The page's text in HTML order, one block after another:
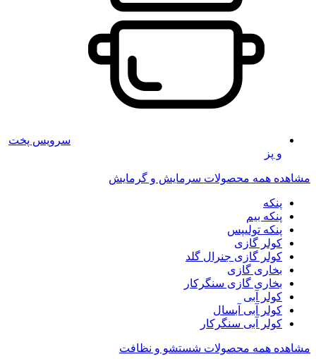
سرویس پخت
و پز
مشاهده همه محصولات سرمایش و گرمایش
پنکه
پنکه بیم
پنکه تولیپس
کولر گازی
کولر گازی جنرال گلد
بخاری گازی
بخاری گازی سنگرکار
کولر آبی
کولر آبی آبسال
کولر آبی سنگرکار
مشاهده همه محصولات شستشو و نظافت